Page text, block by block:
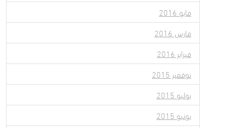
مايو 2016
مارس 2016
فبراير 2016
نوفمبر 2015
يوليو 2015
يونيو 2015